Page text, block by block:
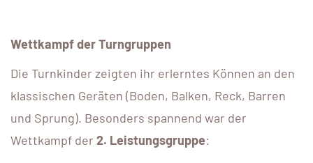
Wettkampf der Turngruppen
Die Turnkinder zeigten ihr erlerntes Können an den
klassischen Geräten (Boden, Balken, Reck, Barren
und Sprung). Besonders spannend war der
Wettkampf der 2. Leistungsgruppe: